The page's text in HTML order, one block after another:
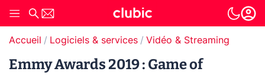
Accueil Logiciels & services Vidéo & Streaming
Emmy Awards 2019 : Game of